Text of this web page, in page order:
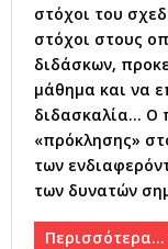
στόχοι του
στόχοι στους
διδάσκων,
μάθημα και να
διδασκαλία… Ο
«πρόκλησης»
των
των δυνατών
Περισσότερα…